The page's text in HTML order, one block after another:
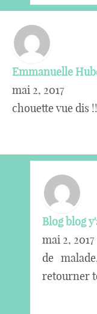
Emmanuelle
mai 2, 2017
chouette vue dis !!
Blog blog
mai 2, 2017
de
retourner